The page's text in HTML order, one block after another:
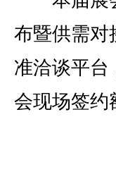
布暨供需对
准洽谈平台
会现场签约